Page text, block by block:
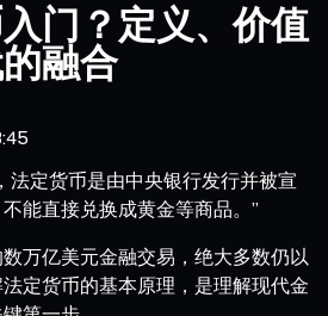
门？定义、价值
融合
法定货币是由中央银行发行并被宣
能直接兑换成黄金等商品。”
万亿美元金融交易，绝大多数仍以
定货币的基本原理，是理解现代金